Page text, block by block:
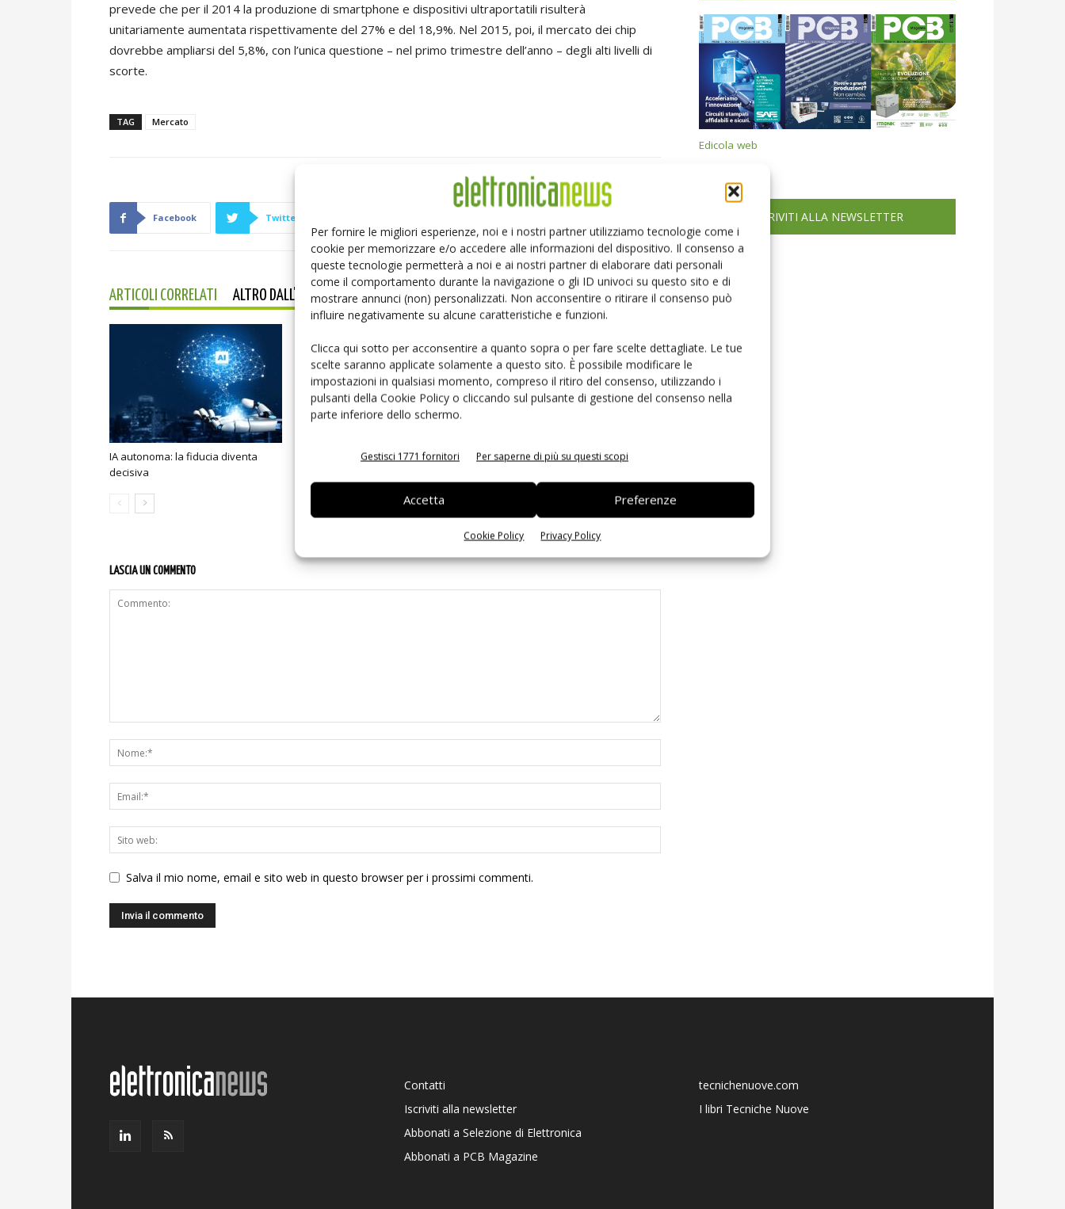
Per fornire le migliori esperienze, noi e i nostri partner utilizziamo tecnologie come i
cookie per memorizzare e/o accedere alle informazioni del dispositivo. Il consenso a
queste tecnologie permetterà a noi e ai nostri partner di elaborare dati personali
come il comportamento durante la navigazione o gli ID univoci su questo sito e di
mostrare annunci (non) personalizzati. Non acconsentire o ritirare il consenso può
influire negativamente su alcune caratteristiche e funzioni.
Clicca qui sotto per acconsentire a quanto sopra o per fare scelte dettagliate. Le tue
scelte saranno applicate solamente a questo sito. È possibile modificare le
impostazioni in qualsiasi momento, compreso il ritiro del consenso, utilizzando i
pulsanti della Cookie Policy o cliccando sul pulsante di gestione del consenso nella
parte inferiore dello schermo.
Gestisci 1771 fornitori Per saperne di più su questi scopi
Accetta Preferenze
Cookie Policy Privacy Policy
prevede che per il 2014 la produzione di smartphone e dispositivi ultraportatili risulterà
unitariamente aumentata rispettivamente del 27% e del 18,9%. Nel 2015, poi, il mercato dei chip
dovrebbe ampliarsi del 5,8%, con l’unica questione – nel primo trimestre dell’anno – degli alti livelli di
scorte.
TAG Mercato
Facebook Twitter
ARTICOLI CORRELATI ALTRO DALL'AUTORE
IA autonoma: la fiducia diventa
decisiva
Smart home: la sfida passa da
Siemens e NVIDIA insieme sull’IA
LASCIA UN COMMENTO
Salva il mio nome, email e sito web in questo browser per i prossimi commenti.
Edicola web
ISCRIVITI ALLA NEWSLETTER
Contatti
Iscriviti alla newsletter
Abbonati a Selezione di Elettronica
Abbonati a PCB Magazine
tecnichenuove.com
I libri Tecniche Nuove